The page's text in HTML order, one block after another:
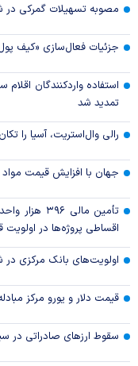
مصوبه تسهیلات گمرکی در
جزئیات فعال‌سازی «کیف پول
تمدید شد
رالی وال‌استریت، آسیا را
جهان با افزایش قیمت
تأمین
اقساطی پروژه‌ها در اولویت
اولویت‌های بانک مرکزی در
قیمت دلار و یورو مرکز مبادله
سقوط ارزهای صادراتی در